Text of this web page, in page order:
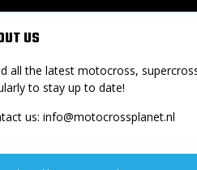
US
all the latest motocross,
to stay up to date!
us: info@motocrossplanet.nl